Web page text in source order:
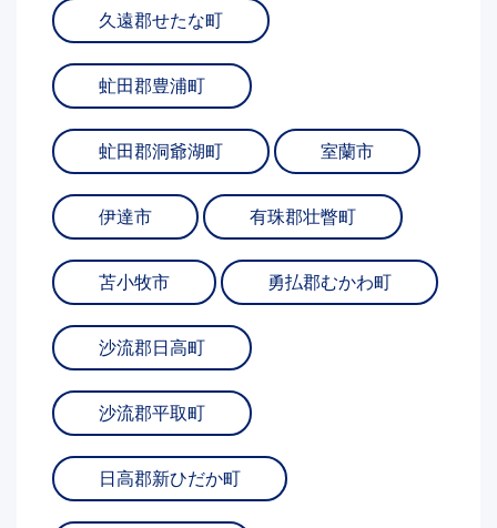
久遠郡せたな町
虻田郡豊浦町
虻田郡洞爺湖町 室蘭市
伊達市 有珠郡壮瞥町
苫小牧市 勇払郡むかわ町
沙流郡日高町
沙流郡平取町
日高郡新ひだか町